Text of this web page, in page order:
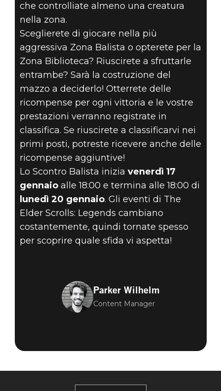
che controlliate almeno una creatura
nella zona.
Sceglierete di giocare nella più
aggressiva Zona Balista o opterete per la
Zona Biblioteca? Riuscirete a sfruttarle
entrambe? Sarà la costruzione del
mazzo a deciderlo! Otterrete delle
ricompense per ogni vittoria e le vostre
prestazioni verranno registrate in
classifica. Se riuscirete a classificarvi nei
primi posti, potreste ricevere anche delle
ricompense aggiuntive!
Lo Scontro Balista inizia venerdì 17
gennaioalle 18:00 e termina alle 18:00 di
lunedì 20 gennaio. Gli eventi di The
Elder Scrolls: Legends cambiano
costantemente, quindi tornate spesso
per scoprire quale sfida vi aspetta!
Parker Wilhelm
Content Manager